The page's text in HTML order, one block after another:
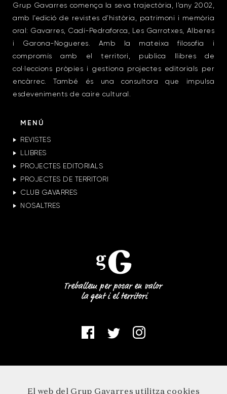
Grup Gavarres comença la seva trajectòria, l’any 2002,
amb l’edició de revistes d’història, patrimoni i memòria
oral: Gavarres, Cadí-Pedraforca, Les Garrotxes, Alberes
i Garona-Nogueres. Amb la mateixa filosofia i
compromís amb el territori, publica llibres de
col·leccions pròpies i gestiona projectes editorials per
encàrrec. També és una consultora que impulsa
esdeveniments de caire cultural.
MENÚ
REVISTES
LLIBRES
PROJECTES EDITORIALS
PROJECTES DE TERRITORI
CLUB GAVARRES
NOSALTRES
El web del Grup Gavarres utilitza cookies